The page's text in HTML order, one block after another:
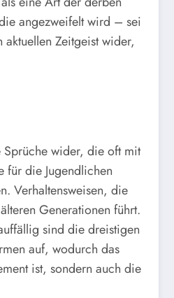
angezweifelt wird – sei
Zeitgeist wider,
Sprüche wider, die oft mit
für die Jugendlichen
Verhaltensweisen, die
Generationen führt.
sind die dreistigen
auf, wodurch das
ist, sondern auch die